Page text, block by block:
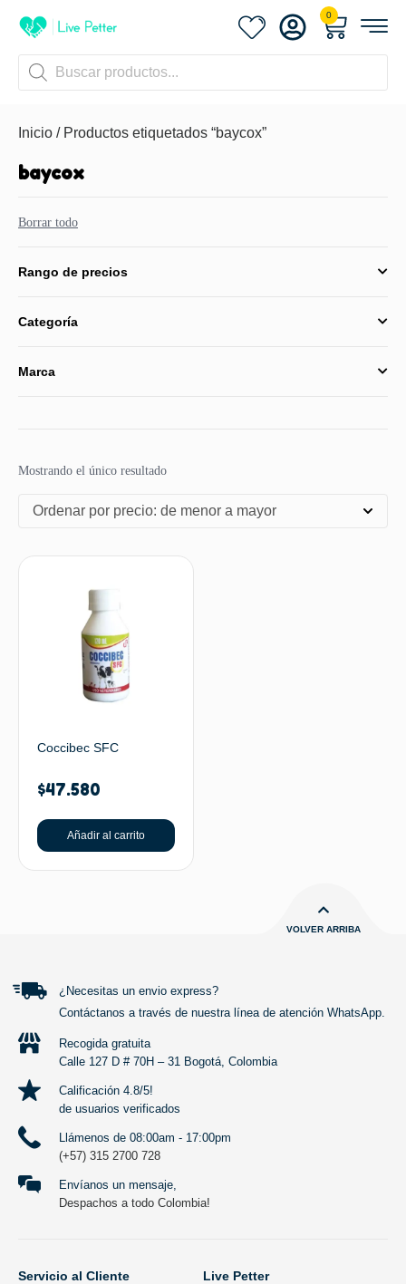
0
Inicio / Productos etiquetados “baycox”
baycox
Borrar todo
Rango de precios
Categoría
Marca
Mostrando el único resultado
Ordenar por precio: de menor a mayor
Coccibec SFC
$47.580
Añadir al carrito
VOLVER ARRIBA
¿Necesitas un envio express?
Contáctanos a través de nuestra línea de atención WhatsApp.
Recogida gratuita
Calle 127 D # 70H – 31 Bogotá, Colombia
Calificación 4.8/5!
de usuarios verificados
Llámenos de 08:00am - 17:00pm
(+57) 315 2700 728
Envíanos un mensaje,
Despachos a todo Colombia!
Servicio al Cliente Live Petter